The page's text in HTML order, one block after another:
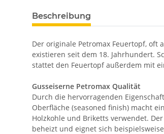
Beschreibung
Der originale Petromax Feuertopf, oft
existieren seit dem 18. Jahrhundert.
stattet den Feuertopf außerdem mit
Gusseiserne Petromax Qualität
Durch die hervorragenden
Oberfläche (seasoned finish) macht
Holzkohle und Briketts verwendet.
beheizt und eignet sich